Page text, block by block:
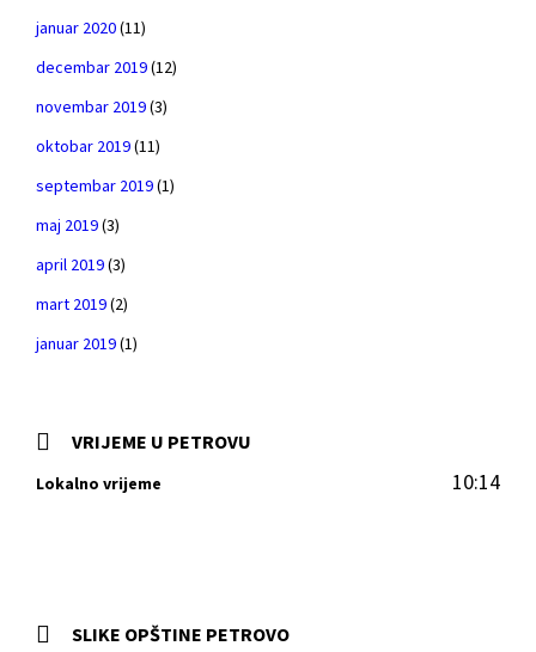
januar 2020(11)
decembar 2019(12)
novembar 2019(3)
oktobar 2019(11)
septembar 2019(1)
maj 2019(3)
april 2019(3)
mart 2019(2)
januar 2019(1)
VRIJEME U PETROVU
Lokalno vrijeme 10:14
SLIKE OPŠTINE PETROVO